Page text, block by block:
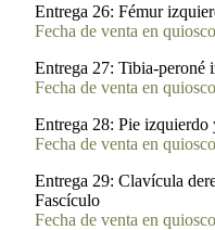
Entrega 26: Fémur
Fecha de venta en
Entrega 27: Tibia-peroné
Fecha de venta en
Entrega 28: Pie izquierdo
Fecha de venta en
Entrega 29: Clavícula
Fascículo
Fecha de venta en